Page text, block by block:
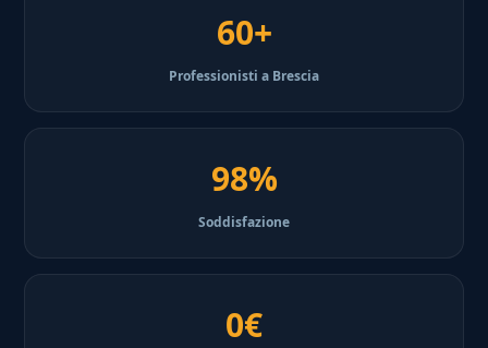
60+
Professionisti a Brescia
98%
Soddisfazione
0€